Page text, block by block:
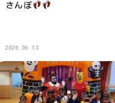
さんぽ
2026.06.13